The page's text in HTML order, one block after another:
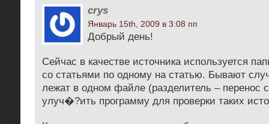
crys
Январь 15th, 2009 в 3:08 пп
Добрый день!
Сейчас в качестве источника используется
со статьями по одному на статью. Бывают
лежат в одном файле (разделитель – перенос
улуч�?ить программу для проверки таких